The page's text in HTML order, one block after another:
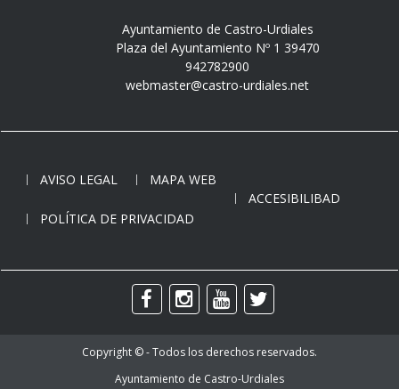
Ayuntamiento de Castro-Urdiales
Plaza del Ayuntamiento Nº 1 39470
942782900
webmaster@castro-urdiales.net
AVISO LEGAL
MAPA WEB
ACCESIBILIBAD
POLÍTICA DE PRIVACIDAD
Copyright © - Todos los derechos reservados.
Ayuntamiento de Castro-Urdiales